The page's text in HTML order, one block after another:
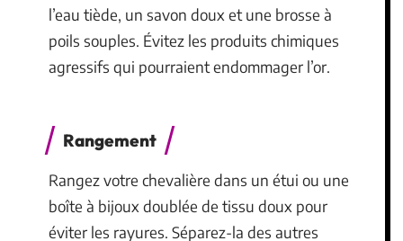
l’eau tiède, un savon doux et une brosse à
poils souples. Évitez les produits chimiques
agressifs qui pourraient endommager l’or.
Rangement
Rangez votre chevalière dans un étui ou une
boîte à bijoux doublée de tissu doux pour
éviter les rayures. Séparez-la des autres